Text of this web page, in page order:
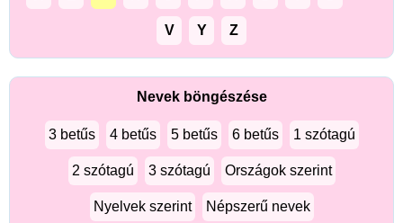
V Y Z
Nevek böngészése
3 betűs 4 betűs 5 betűs 6 betűs 1 szótagú
2 szótagú 3 szótagú Országok szerint
Nyelvek szerint Népszerű nevek